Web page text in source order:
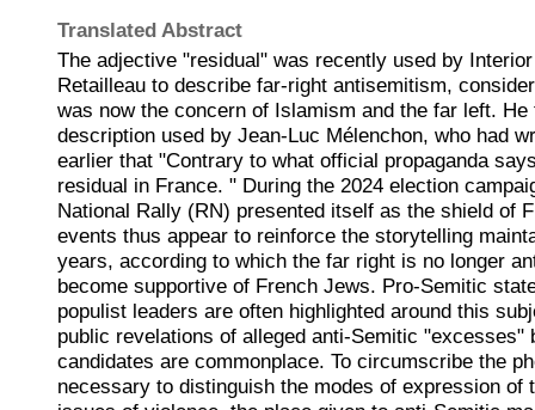
Translated Abstract
The adjective "residual" was recently used by
Retailleau to describe far-right antisemitism,
was now the concern of Islamism and the far left. He
description used by Jean-Luc Mélenchon, who had
earlier that "Contrary to what official propaganda
residual in France. " During the 2024 election
National Rally (RN) presented itself as the shield of
events thus appear to reinforce the storytelling
years, according to which the far right is no longer
become supportive of French Jews. Pro-Semitic
populist leaders are often highlighted around this
public revelations of alleged anti-Semitic "excesses"
candidates are commonplace. To circumscribe the
necessary to distinguish the modes of expression of